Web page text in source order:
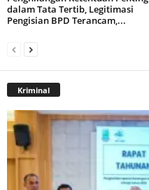
dalam Tata Tertib, Legitimasi
Pengisian BPD Terancam,...
Kriminal